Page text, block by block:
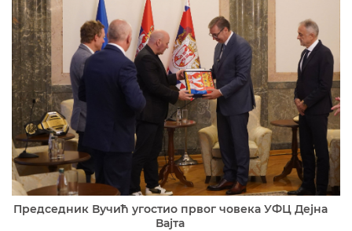
Председник Вучић угостио првог човека УФЦ Дејна
Вајта